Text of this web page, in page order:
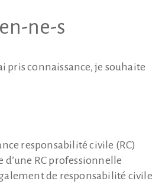
ne-s
pris connaissance, je souhaite
responsabilité civile (RC)
d’une RC professionnelle
de responsabilité civile